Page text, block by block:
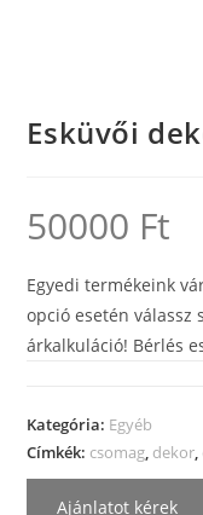
Esküvői
50000 Ft
Egyedi termékeink
opció esetén válassz
árkalkuláció! Bérlés
Kategória: Egyéb
Címkék: csomag, dekor,
Ajánlatot kérek